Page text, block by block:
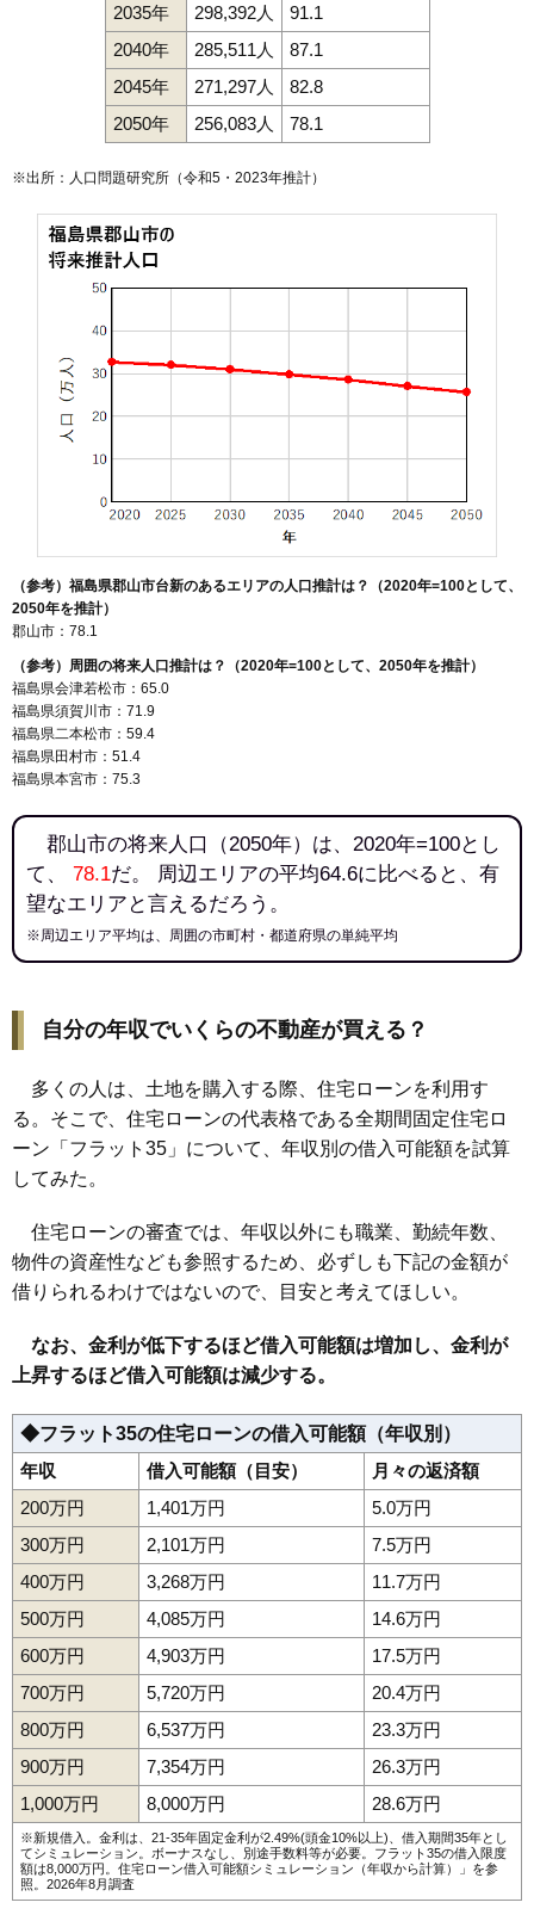
2035年
298,392人
91.1
2040年
285,511人
87.1
2045年
271,297人
82.8
2050年
256,083人 78.1
※出所：人口問題研究所（令和5・2023年推計）
（参考）福島県郡山市台新のあるエリアの人口推計は？（2020年=100として、
2050年を推計）
郡山市：78.1
（参考）周囲の将来人口推計は？（2020年=100として、2050年を推計）
福島県会津若松市：65.0
福島県須賀川市：71.9
福島県二本松市：59.4
福島県田村市：51.4
福島県本宮市：75.3
郡山市の将来人口（2050年）は、2020年=100とし
て、 78.1だ。 周辺エリアの平均64.6に比べると、有
望なエリアと言えるだろう。
※周辺エリア平均は、周囲の市町村・都道府県の単純平均
自分の年収でいくらの不動産が買える？
多くの人は、土地を購入する際、住宅ローンを利用す
る。そこで、住宅ローンの代表格である全期間固定住宅ロ
ーン「フラット35」について、年収別の借入可能額を試算
してみた。
住宅ローンの審査では、年収以外にも職業、勤続年数、
物件の資産性なども参照するため、必ずしも下記の金額が
借りられるわけではないので、目安と考えてほしい。
なお、金利が低下するほど借入可能額は増加し、金利が
上昇するほど借入可能額は減少する。
◆フラット35の住宅ローンの借入可能額（年収別）
年収
借入可能額（目安）
月々の返済額
200万円
1,401万円
5.0万円
300万円
2,101万円
7.5万円
400万円
3,268万円
11.7万円
500万円
4,085万円
14.6万円
600万円
4,903万円
17.5万円
700万円
5,720万円
20.4万円
800万円
6,537万円
23.3万円
900万円
7,354万円
26.3万円
1,000万円
8,000万円 28.6万円
※新規借入。金利は、21-35年固定金利が2.49%(頭金10%以上)、借入期間35年とし
てシミュレーション。ボーナスなし、別途手数料等が必要。フラット35の借入限度
額は8,000万円。 住宅ローン借入可能額シミュレーション（年収から計算）
」を参
照。2026年8月調査